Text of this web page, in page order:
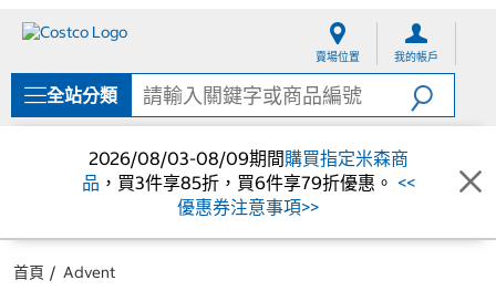
單
賣場位置 我的帳戶
全站分類
2026/08/03-08/09期間購買指定米森商
品 ，買3件享85折，買6件享79折優惠。 <<
優惠券注意事項>>
首頁 Advent